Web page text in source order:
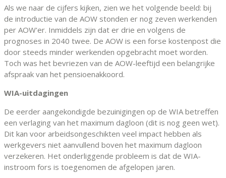
Als we naar de cijfers kijken, zien we het volgende beeld: bij
de introductie van de AOW stonden er nog zeven werkenden
per AOW'er. Inmiddels zijn dat er drie en volgens de
prognoses in 2040 twee. De AOW is een forse kostenpost die
door steeds minder werkenden opgebracht moet worden.
Toch was het bevriezen van de AOW-leeftijd een belangrijke
afspraak van het pensioenakkoord.
WIA-uitdagingen
De eerder aangekondigde bezuinigingen op de WIA betreffen
een verlaging van het maximum dagloon (dit is nog geen wet).
Dit kan voor arbeidsongeschikten veel impact hebben als
werkgevers niet aanvullend boven het maximum dagloon
verzekeren. Het onderliggende probleem is dat de WIA-
instroom fors is toegenomen de afgelopen jaren.